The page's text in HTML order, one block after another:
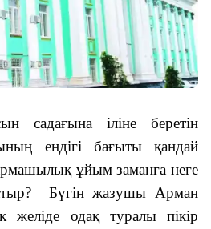
садағына іліне беретін
ендігі бағыты қандай
ұйым заманға неге
Бүгін жазушы Арман
желіде одақ туралы пікір